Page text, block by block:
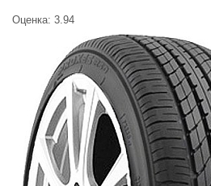
Оценка: 3.94